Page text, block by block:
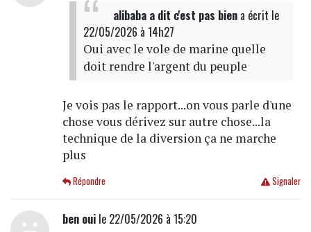
alibaba a dit c'est pas biena écrit le
22/05/2026 à 14h27
Oui avec le vole de marine quelle
doit rendre l'argent du peuple
Je vois pas le rapport...on vous parle d'une
chose vous dérivez sur autre chose...la
technique de la diversion ça ne marche
plus
Signaler
Répondre
ben ouile 22/05/2026 à 15:20